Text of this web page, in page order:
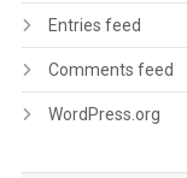
Entries feed
Comments feed
WordPress.org